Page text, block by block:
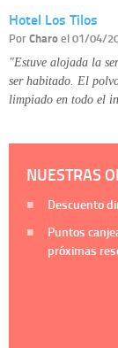
Hotel Los Tilos
PorCharoel 01/04/
"Estuve alojada la
ser habitado. El
limpiado en todo el
NUESTRAS
Descuento
Puntos
próximas